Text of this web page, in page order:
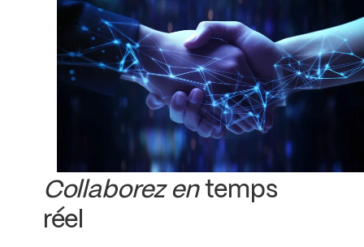
Collaborez en temps
réel